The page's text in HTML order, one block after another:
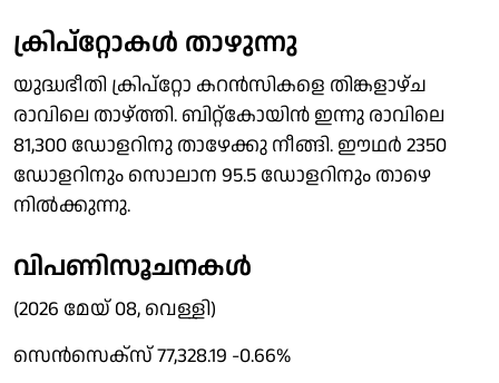
ക്രിപ്റ്റോകൾ താഴുന്നു
യുദ്ധഭീതി ക്രിപ്റ്റോ കറൻസികളെ തിങ്കളാഴ്ച
രാവിലെ താഴ്‌ത്തി. ബിറ്റ്കോയിൻ ഇന്നു രാവിലെ
81,300 ഡോളറിനു താഴേക്കു നീങ്ങി. ഈഥർ 2350
ഡോളറിനും സൊലാന 95.5 ഡോളറിനും താഴെ
നിൽക്കുന്നു.
വിപണിസൂചനകൾ
(2026 മേയ് 08, വെള്ളി)
സെൻസെക്സ് 77,328.19 -0.66%